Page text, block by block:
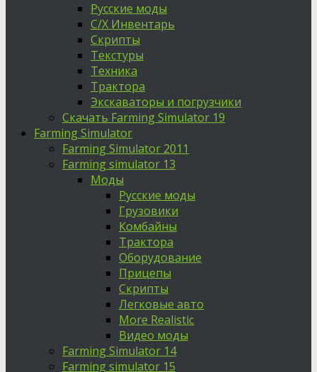
Русские моды
С/Х Инвентарь
Скрипты
Текстуры
Техника
Трактора
Экскаваторы и погрузчики
Скачать Farming Simulator 19
Farming Simulator
Farming Simulator 2011
Farming simulator 13
Моды
Русские моды
Грузовики
Комбайны
Трактора
Оборудование
Прицепы
Скрипты
Легковые авто
More Realistic
Видео моды
Farming Simulator 14
Farming simulator 15